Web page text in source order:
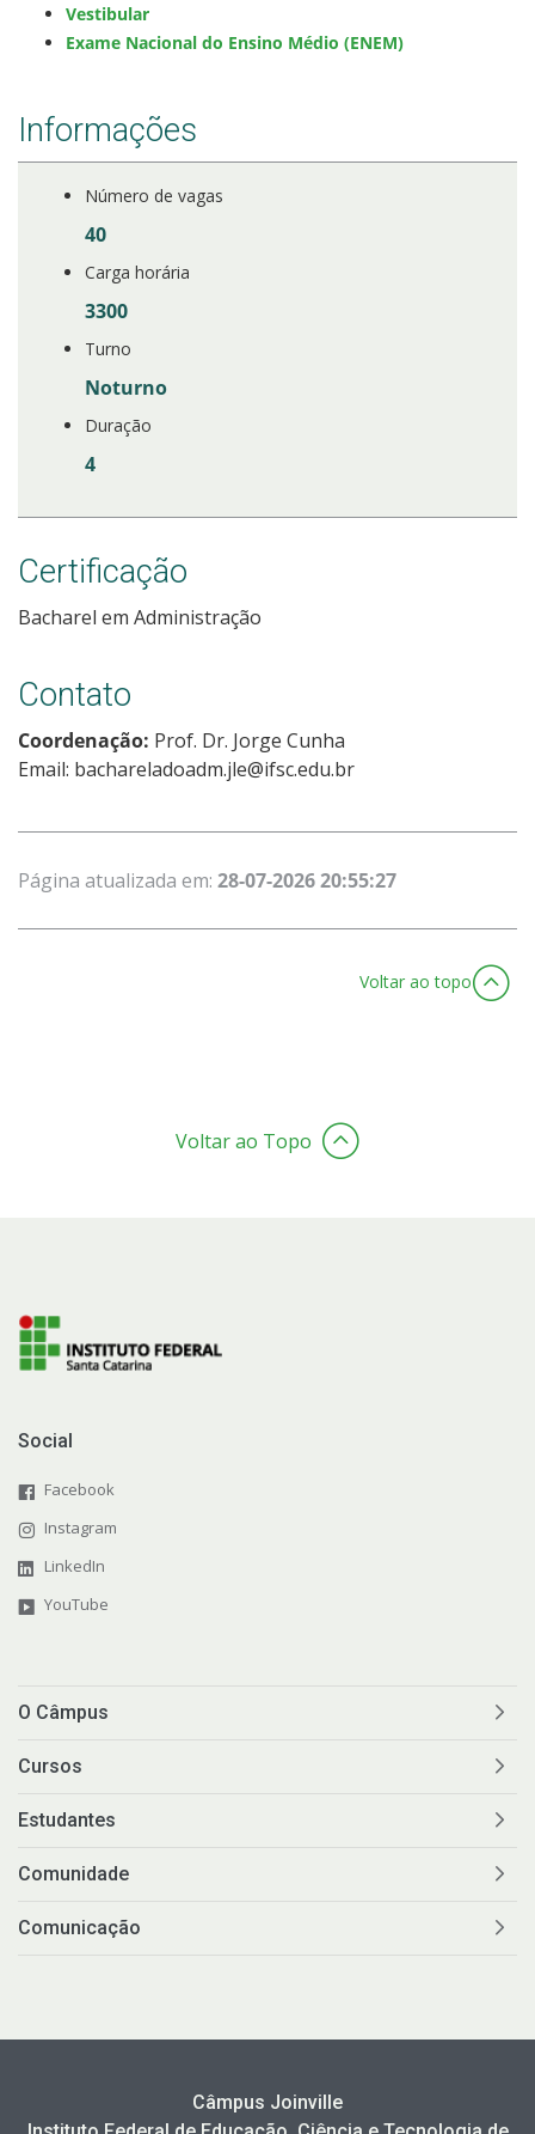
Estatísticas dos Processos Seletivos
Cadastro de interesse
Vestibular
Exame Nacional do Ensino Médio (ENEM)
Informações
Número de vagas
40
Carga horária
3300
Turno
Noturno
Duração
4
Certificação
Bacharel em Administração
Contato
Coordenação: Prof. Dr. Jorge Cunha
Email: bachareladoadm.jle@ifsc.edu.br
Página atualizada em: 28-07-2026 20:55:27
Voltar ao topo
Voltar ao Topo
Social
Facebook
Instagram
LinkedIn
YouTube
O Câmpus
Cursos
Estudantes
Comunidade
Comunicação
Câmpus Joinville